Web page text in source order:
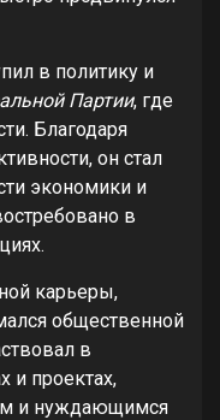
в политику и
Партии, где
Благодаря
он стал
экономики и
в
карьеры,
общественной
в
и проектах,
и нуждающимся